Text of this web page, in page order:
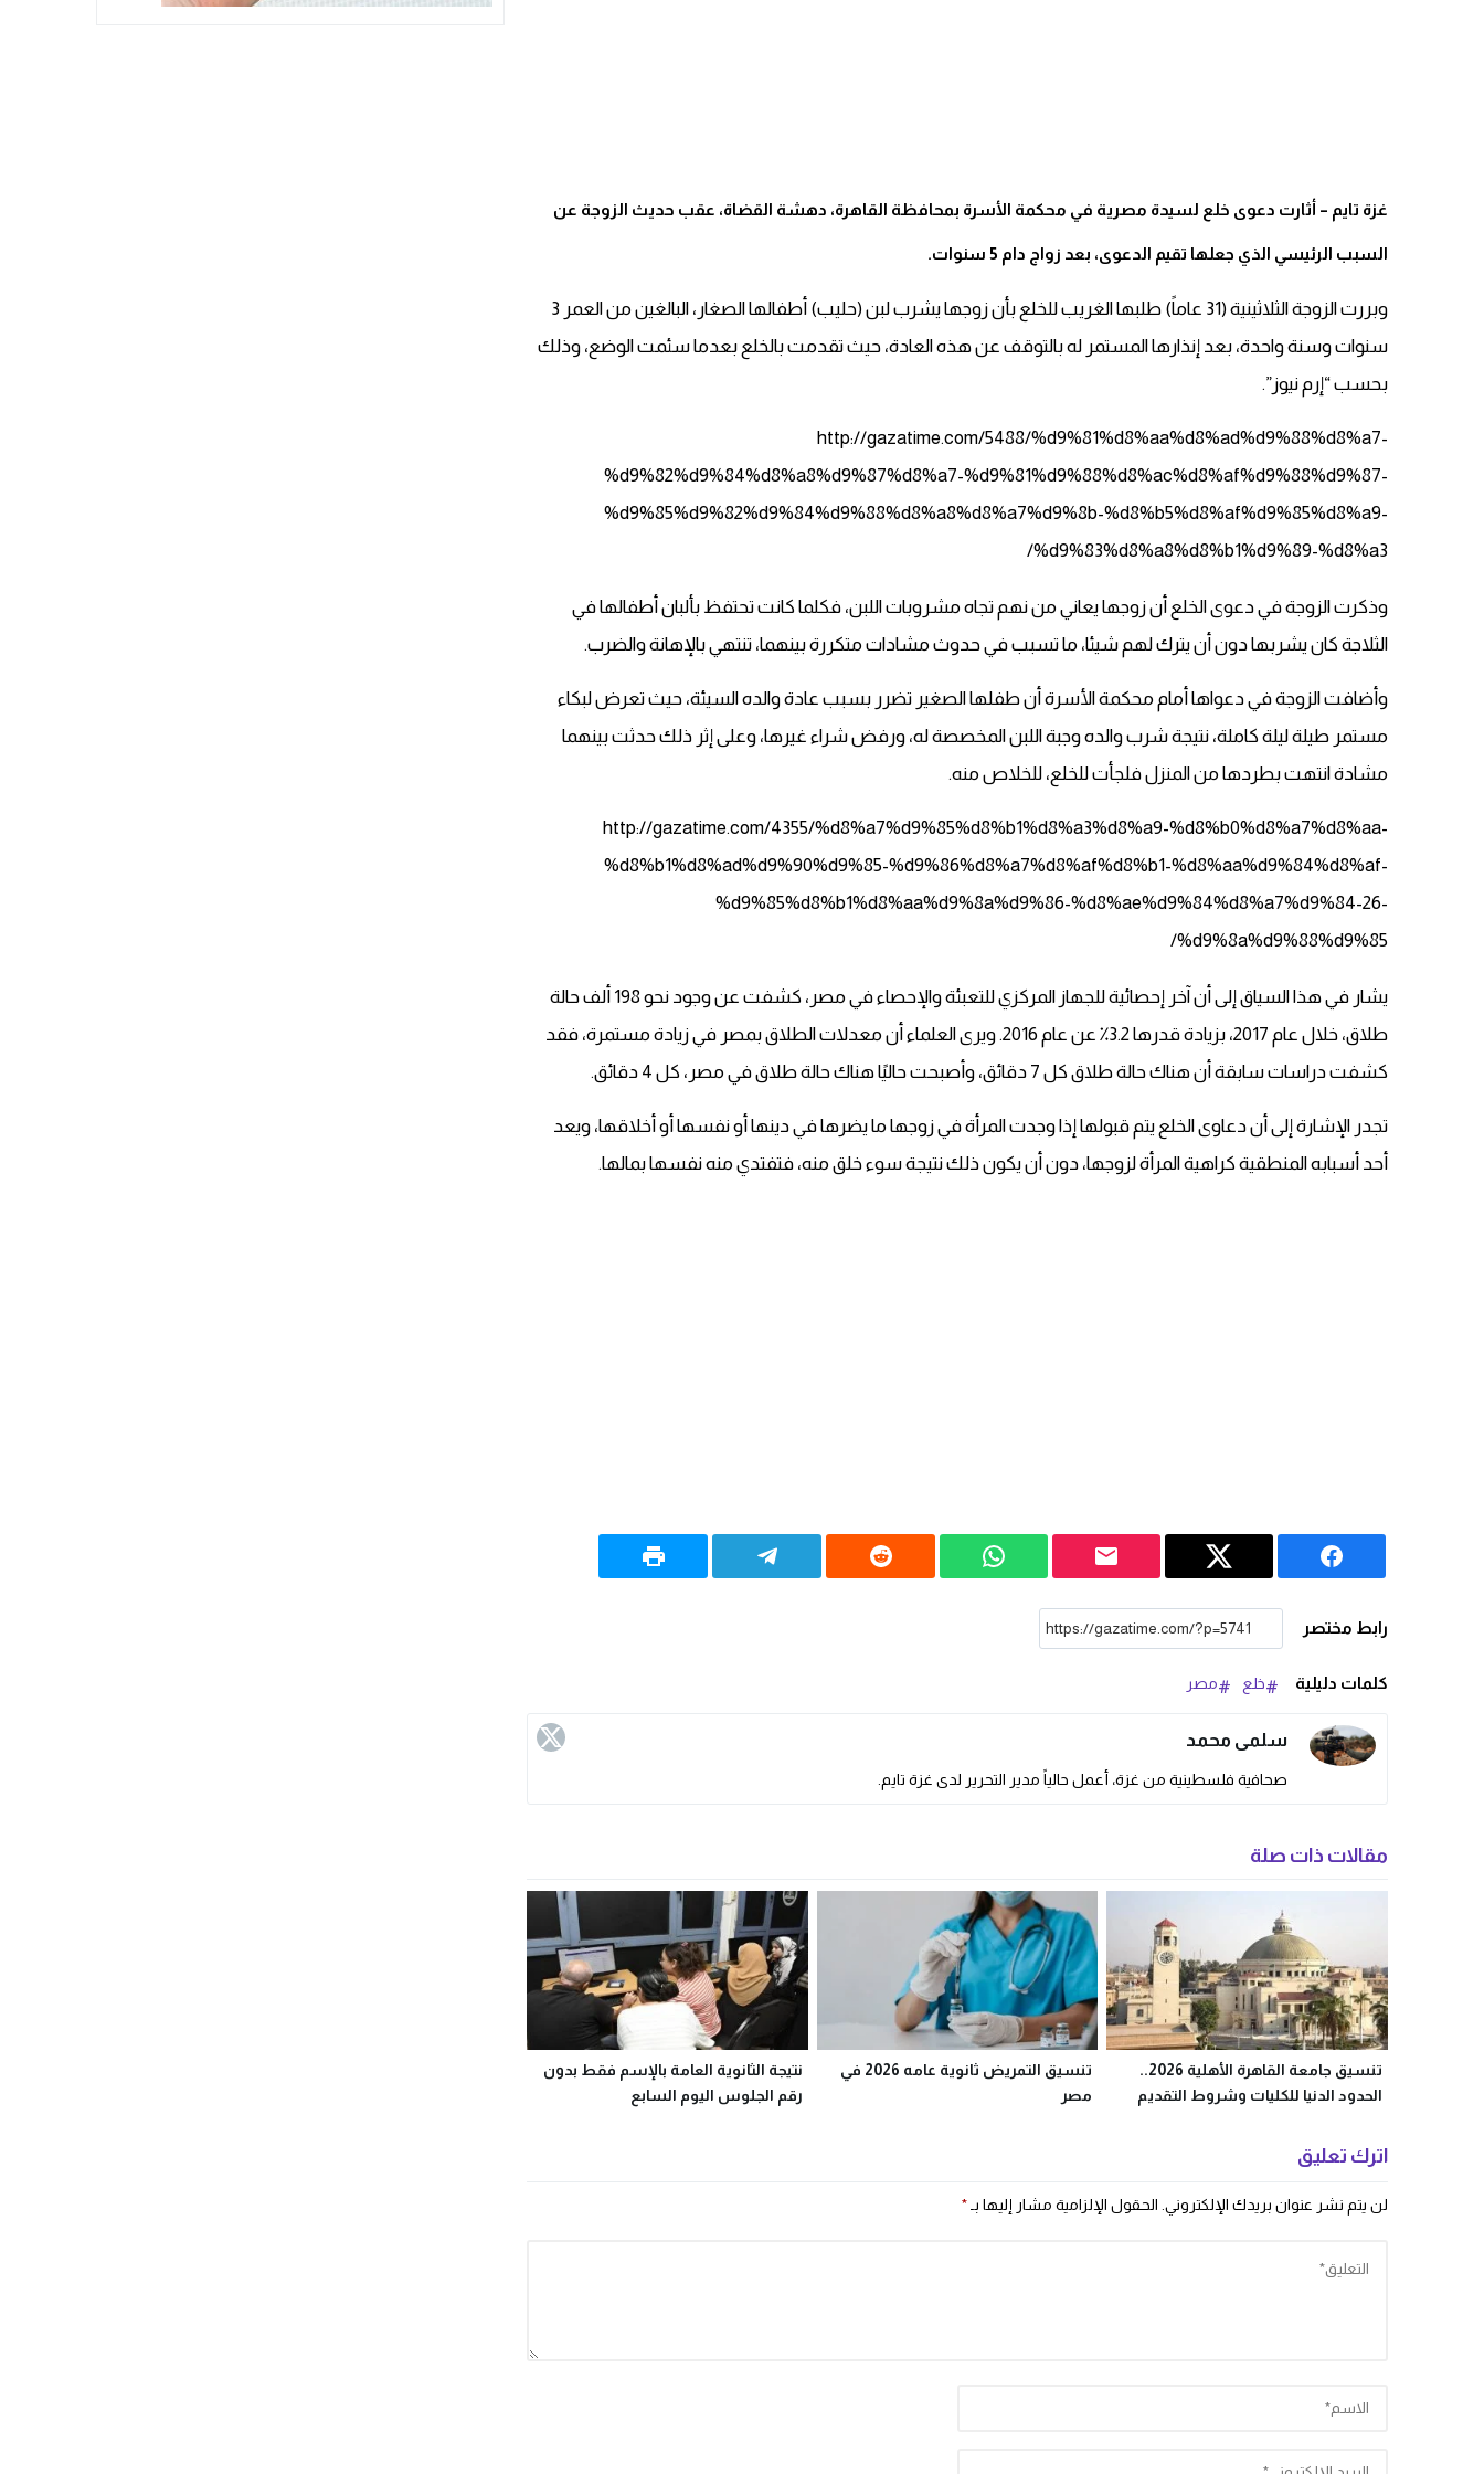
غزة تايم – أثارت دعوى خلع لسيدة مصرية في محكمة الأسرة بمحافظة القاهرة، دهشة القضاة، عقب حديث الزوجة عن
السبب الرئيسي الذي جعلها تقيم الدعوى، بعد زواج دام 5 سنوات.
وبررت الزوجة الثلاثينية (31 عاماً) طلبها الغريب للخلع بأن زوجها يشرب لبن (حليب) أطفالها الصغار، البالغين من العمر 3
سنوات وسنة واحدة، بعد إنذارها المستمر له بالتوقف عن هذه العادة، حيث تقدمت بالخلع بعدما سئمت الوضع، وذلك
بحسب “إرم نيوز”.
http://gazatime.com/5488/%d9%81%d8%aa%d8%ad%d9%88%d8%a7-
%d9%82%d9%84%d8%a8%d9%87%d8%a7-%d9%81%d9%88%d8%ac%d8%af%d9%88%d9%87-
%d9%85%d9%82%d9%84%d9%88%d8%a8%d8%a7%d9%8b-%d8%b5%d8%af%d9%85%d8%a9-
%d9%83%d8%a8%d8%b1%d9%89-%d8%a3/
وذكرت الزوجة في دعوى الخلع أن زوجها يعاني من نهم تجاه مشروبات اللبن، فكلما كانت تحتفظ بألبان أطفالها في
الثلاجة كان يشربها دون أن يترك لهم شيئا، ما تسبب في حدوث مشادات متكررة بينهما، تنتهي بالإهانة والضرب.
وأضافت الزوجة في دعواها أمام محكمة الأسرة أن طفلها الصغير تضرر بسبب عادة والده السيئة، حيث تعرض لبكاء
مستمر طيلة ليلة كاملة، نتيجة شرب والده وجبة اللبن المخصصة له، ورفض شراء غيرها، وعلى إثر ذلك حدثت بينهما
مشادة انتهت بطردها من المنزل فلجأت للخلع، للخلاص منه.
http://gazatime.com/4355/%d8%a7%d9%85%d8%b1%d8%a3%d8%a9-%d8%b0%d8%a7%d8%aa-
%d8%b1%d8%ad%d9%90%d9%85-%d9%86%d8%a7%d8%af%d8%b1-%d8%aa%d9%84%d8%af-
%d9%85%d8%b1%d8%aa%d9%8a%d9%86-%d8%ae%d9%84%d8%a7%d9%84-26-
%d9%8a%d9%88%d9%85/
يشار في هذا السياق إلى أن آخر إحصائية للجهاز المركزي للتعبئة والإحصاء في مصر، كشفت عن وجود نحو 198 ألف حالة
طلاق، خلال عام 2017، بزيادة قدرها 3.2٪ عن عام 2016. ويرى العلماء أن معدلات الطلاق بمصر في زيادة مستمرة، فقد
كشفت دراسات سابقة أن هناك حالة طلاق كل 7 دقائق، وأصبحت حاليًا هناك حالة طلاق في مصر، كل 4 دقائق.
تجدر الإشارة إلى أن دعاوى الخلع يتم قبولها إذا وجدت المرأة في زوجها ما يضرها في دينها أو نفسها أو أخلاقها، ويعد
أحد أسبابه المنطقية كراهية المرأة لزوجها، دون أن يكون ذلك نتيجة سوء خلق منه، فتفتدي منه نفسها بمالها.
رابط مختصر
كلمات دليلية خلع مصر
سلمى محمد
صحافية فلسطينية من غزة، أعمل حالياً مدير التحرير لدى غزة تايم.
مقالات ذات صلة
تنسيق جامعة القاهرة الأهلية 2026..
الحدود الدنيا للكليات وشروط التقديم
تنسيق التمريض ثانوية عامه 2026 في
مصر
نتيجة الثانوية العامة بالإسم فقط بدون
رقم الجلوس اليوم السابع
اترك تعليق
لن يتم نشر عنوان بريدك الإلكتروني. الحقول الإلزامية مشار إليها بـ *